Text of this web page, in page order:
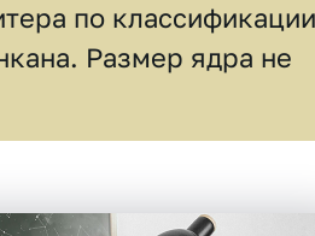
по классификации
Размер ядра не